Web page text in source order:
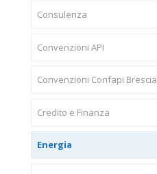
Consulenza
Convenzioni API
Convenzioni Confapi Brescia
Credito e Finanza
Energia